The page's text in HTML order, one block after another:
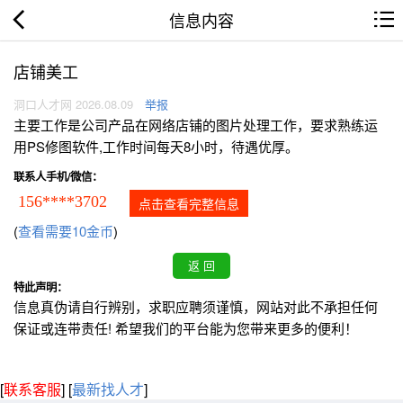
信息内容
店铺美工
洞口人才网 2026.08.09 举报
主要工作是公司产品在网络店铺的图片处理工作，要求熟练运
用PS修图软件,工作时间每天8小时，待遇优厚。
联系人手机/微信：
156****3702 点击查看完整信息
(查看需要10金币)
特此声明：
信息真伪请自行辨别，求职应聘须谨慎，网站对此不承担任何
保证或连带责任! 希望我们的平台能为您带来更多的便利！
[联系客服] [最新找人才]